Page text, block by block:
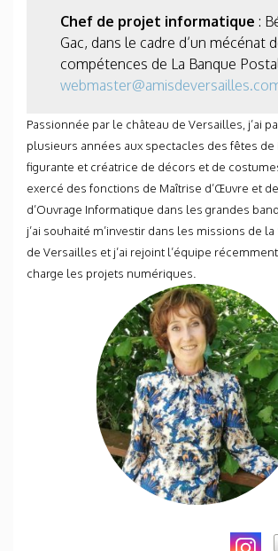
Chef de projet informatique :
Gac, dans le cadre d’un mécénat
compétences de La Banque
Passionnée par le château de Versailles, j’ai
plusieurs années aux spectacles des fêtes de
figurante et créatrice de décors et de
exercé des fonctions de Maîtrise d’Œuvre et
d’Ouvrage Informatique dans les grandes
j’ai souhaité m’investir dans les missions de
de Versailles et j’ai rejoint l’équipe
charge les projets numériques.